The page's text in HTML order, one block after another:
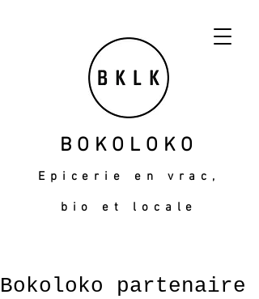
BOKOLOKO
Epicerie en vrac,
bio et locale
Bokoloko partenaire